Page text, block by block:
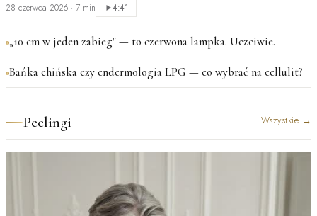
28 czerwca 2026 · 7 min 4:41
„10 cm w jeden zabieg" — to czerwona lampka. Uczciwie.
Bańka chińska czy endermologia LPG — co wybrać na cellulit?
Peelingi Wszystkie →